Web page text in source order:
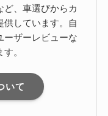
ど、車選びからカ
しています。自
ーザーレビューな
。
いて